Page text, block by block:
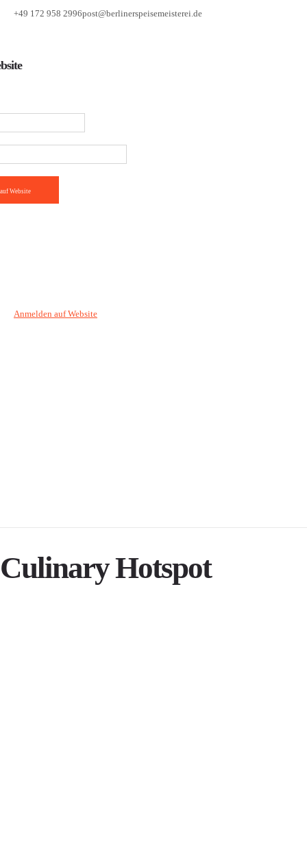
+49 172 958 2996post@berlinerspeisemeisterei.de
Website
Anmelden auf Website
Culinary Hotspot